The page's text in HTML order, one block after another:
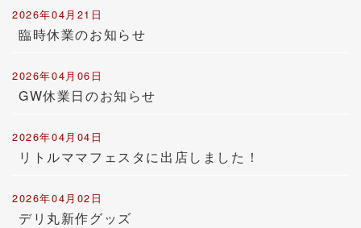
2026年04月21日
臨時休業のお知らせ
2026年04月06日
GW休業日のお知らせ
2026年04月04日
リトルママフェスタに出店しました！
2026年04月02日
デリ丸新作グッズ